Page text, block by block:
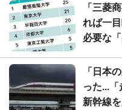
「三菱
れば一
必要な
「日本
った...
新幹線